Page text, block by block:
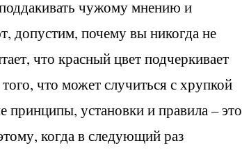
чужому мнению и
допустим, почему вы никогда не
что красный цвет подчеркивает
что может случиться с хрупкой
установки и правила – это
когда в следующий раз